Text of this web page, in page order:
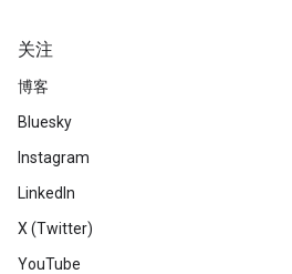
关注
博客
Bluesky
Instagram
LinkedIn
X (Twitter)
YouTube